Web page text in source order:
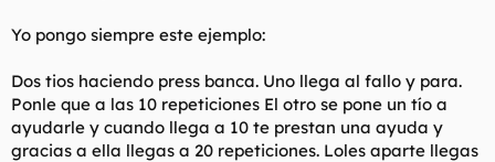
Yo pongo siempre este ejemplo:
Dos tios haciendo press banca. Uno llega al fallo y para.
Ponle que a las 10 repeticiones El otro se pone un tío a
ayudarle y cuando llega a 10 te prestan una ayuda y
gracias a ella llegas a 20 repeticiones. Loles aparte llegas